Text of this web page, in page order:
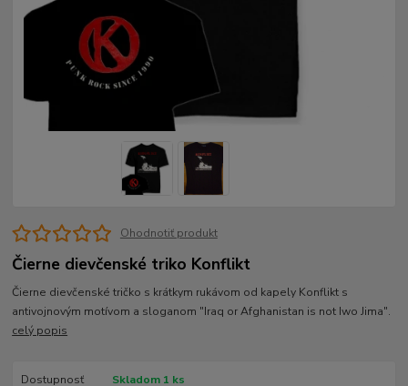
Ohodnotiť produkt
Čierne dievčenské triko Konflikt
Čierne dievčenské tričko s krátkym rukávom od kapely Konflikt s
antivojnovým motívom a sloganom "Iraq or Afghanistan is not Iwo Jima".
celý popis
Dostupnosť
Skladom 1 ks